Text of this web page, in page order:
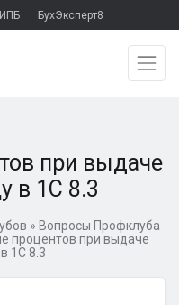
ИПБ БухЭксперт8
при выдаче
в 1С 8.3
» Вопросы Профклуба
процентов при выдаче
1С 8.3